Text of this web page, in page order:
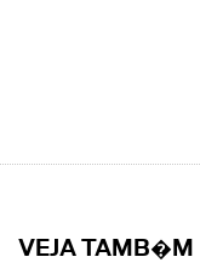
VEJA TAMB�M